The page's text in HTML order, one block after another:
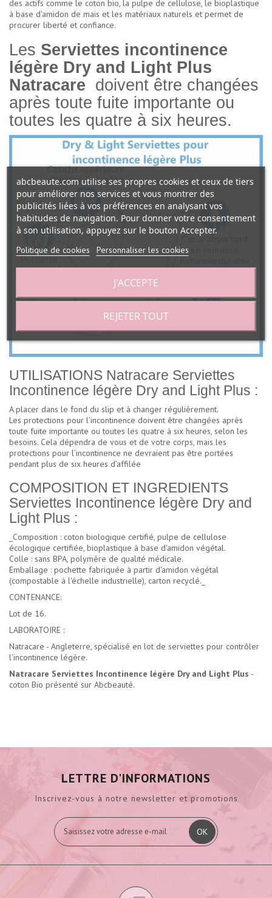
des actifs comme le coton bio, la pulpe de cellulose, le bioplastique
à base d'amidon de mais et les matériaux naturels et permet de
procurer liberté et confiance.
Les Serviettes incontinence
légère Dry and Light Plus
Natracare doivent être changées
après toute fuite importante ou
toutes les quatre à six heures.
UTILISATIONS Natracare Serviettes
Incontinence légère Dry and Light Plus :
A placer dans le fond du slip et à changer régulièrement.
Les protections pour l’incontinence doivent être changées après
toute fuite importante ou toutes les quatre à six heures, selon les
besoins. Cela dépendra de vous et de votre corps, mais les
protections pour l’incontinence ne devraient pas être portées
pendant plus de six heures d’affilée
COMPOSITION ET INGREDIENTS
Serviettes Incontinence légère Dry and
Light Plus :
_Composition : coton biologique certifié, pulpe de cellulose
écologique certifiée, bioplastique à base d'amidon végétal.
Colle : sans BPA, polymère de qualité médicale.
Emballage : pochette fabriquée à partir d'amidon végétal
(compostable à l'échelle industrielle), carton recyclé._
CONTENANCE:
Lot de 16.
LABORATOIRE :
Natracare - Angleterre, spécialisé en lot de serviettes pour contrôler
l'incontinence légère.
Natracare Serviettes Incontinence légère Dry and Light Plus -
coton Bio présenté sur Abcbeauté.
LETTRE D'INFORMATIONS
Inscrivez-vous à notre newsletter et promotions
OK
abcbeaute.com utilise ses propres cookies et ceux de tiers
pour améliorer nos services et vous montrer des
publicités liées à vos préférences en analysant vos
habitudes de navigation. Pour donner votre consentement
à son utilisation, appuyez sur le bouton Accepter.
Politique de cookies Personnaliser les cookies
REJETER TOUT
J'ACCEPTE